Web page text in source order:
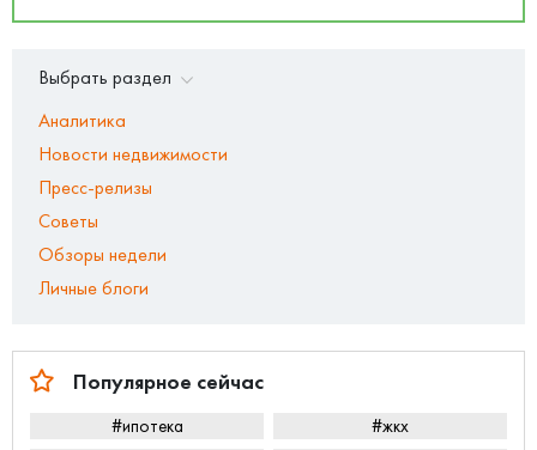
Выбрать раздел
Аналитика
Новости недвижимости
Пресс-релизы
Советы
Обзоры недели
Личные блоги
Популярное сейчас
#ипотека
#жкх